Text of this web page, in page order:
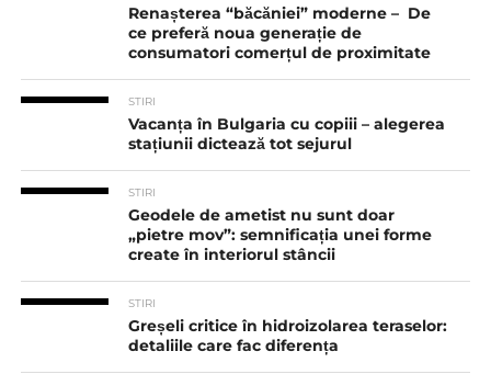
Renașterea “băcăniei” moderne – De
ce preferă noua generație de
consumatori comerțul de proximitate
STIRI
Vacanța în Bulgaria cu copiii – alegerea
stațiunii dictează tot sejurul
STIRI
Geodele de ametist nu sunt doar
„pietre mov”: semnificația unei forme
create în interiorul stâncii
STIRI
Greșeli critice în hidroizolarea teraselor:
detaliile care fac diferența